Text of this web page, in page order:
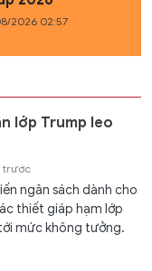
2026 02:57
lớp Trump leo
trước
ngân sách dành cho
thiết giáp hạm lớp
mức không tưởng.